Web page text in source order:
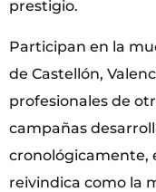
prestigio.
Participan en la
de Castellón,
profesionales de
campañas
cronológicamente,
reivindica como la